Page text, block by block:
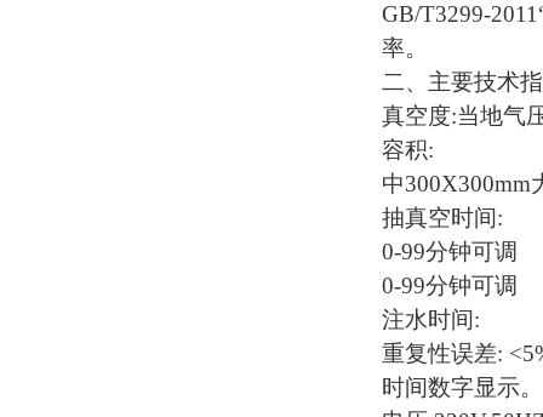
GB/T3299-
率。
二、 主要技术
真空度:当地气
容积:
中300X300mm
抽真空时间:
0-99分钟可调
0-99分钟可调
注水时间:
重复性误差:
时间数字显示。